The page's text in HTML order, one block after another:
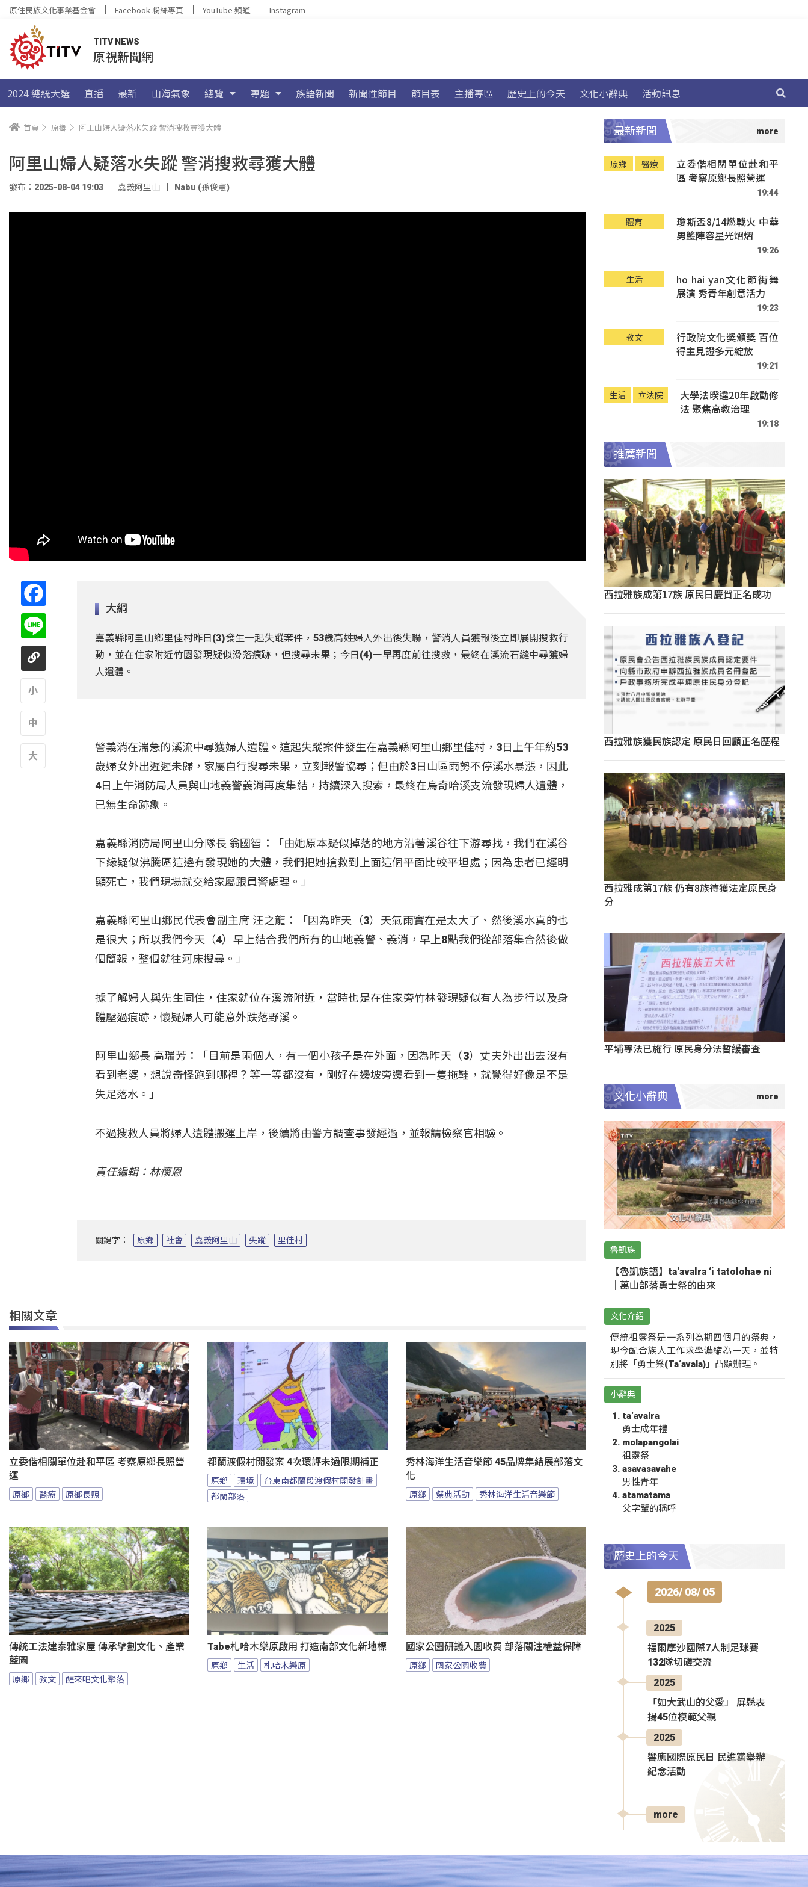
原住民族文化事業基金會 Facebook 粉絲專頁 YouTube 頻道 Instagram
TITV NEWS
原視新聞網
2024 總統大選 直播 最新 山海氣象 總覽 專題 族語新聞 新聞性節目 節目表 主播專區 歷史上的今天 文化小辭典 活動訊息
首頁 原鄉 阿里山婦人疑落水失蹤 警消搜救尋獲大體
阿里山婦人疑落水失蹤 警消搜救尋獲大體
發布：2025-08-04 19:03 嘉義阿里山 Nabu (孫俊憲)
大綱
嘉義縣阿里山鄉里佳村昨日(3)發生一起失蹤案件，53歲高姓婦人外出後失聯，警消人員獲報後立即展開搜救行
動，並在住家附近竹園發現疑似滑落痕跡，但搜尋未果；今日(4)一早再度前往搜救，最終在溪流石縫中尋獲婦
人遺體。
警義消在湍急的溪流中尋獲婦人遺體。這起失蹤案件發生在嘉義縣阿里山鄉里佳村，3日上午年約53
歲婦女外出遲遲未歸，家屬自行搜尋未果，立刻報警協尋；但由於3日山區雨勢不停溪水暴漲，因此
4日上午消防局人員與山地義警義消再度集結，持續深入搜索，最終在烏奇哈溪支流發現婦人遺體，
已無生命跡象。
嘉義縣消防局阿里山分隊長 翁國智：「由她原本疑似掉落的地方沿著溪谷往下游尋找，我們在溪谷
下緣疑似沸騰區這邊有發現她的大體，我們把她搶救到上面這個平面比較平坦處；因為患者已經明
顯死亡，我們現場就交給家屬跟員警處理。」
嘉義縣阿里山鄉民代表會副主席 汪之龍：「因為昨天（3）天氣雨實在是太大了、然後溪水真的也
是很大；所以我們今天（4）早上結合我們所有的山地義警、義消，早上8點我們從部落集合然後做
個簡報，整個就往河床搜尋。」
據了解婦人與先生同住，住家就位在溪流附近，當時也是在住家旁竹林發現疑似有人為步行以及身
體壓過痕跡，懷疑婦人可能意外跌落野溪。
阿里山鄉長 高瑞芳：「目前是兩個人，有一個小孩子是在外面，因為昨天（3）丈夫外出出去沒有
看到老婆，想說奇怪跑到哪裡？等一等都沒有，剛好在邊坡旁邊看到一隻拖鞋，就覺得好像是不是
失足落水。」
不過搜救人員將婦人遺體搬運上岸，後續將由警方調查事發經過，並報請檢察官相驗。
責任編輯：林懷恩
關鍵字： 原鄉 社會 嘉義阿里山 失蹤 里佳村
相關文章
立委偕相關單位赴和平區 考察原鄉長照營
運
原鄉 醫療 原鄉長照
都蘭渡假村開發案 4次環評未過限期補正
原鄉 環境
台東南都蘭段渡假村開發計畫
都蘭部落
秀林海洋生活音樂節 45品牌集結展部落文
化
原鄉 祭典活動 秀林海洋生活音樂節
傳統工法建泰雅家屋 傳承擘劃文化、產業
藍圖
原鄉 教文 醒來吧文化聚落
Tabe札哈木樂原啟用 打造南部文化新地標
原鄉 生活 札哈木樂原
國家公園研議入園收費 部落關注權益保障
原鄉 國家公園收費
最新新聞
原鄉 醫療
立委偕相關單位赴和平
區 考察原鄉長照營運
19:44
體育
瓊斯盃8/14燃戰火 中華
男籃陣容星光熠熠
19:26
生活
ho hai yan文化節街舞
展演 秀青年創意活力
19:23
教文
行政院文化獎頒獎 百位
得主見證多元綻放
19:21
生活 立法院
大學法暌違20年啟動修
法 聚焦高教治理
19:18
推薦新聞
西拉雅族成第17族 原民日慶賀正名成功
西拉雅族獲民族認定 原民日回顧正名歷程
西拉雅成第17族 仍有8族待獲法定原民身
分
平埔專法已施行 原民身分法暫緩審查
文化小辭典
魯凱族
【魯凱族語】ta‘avalra ‘i tatolohae ni
｜萬山部落勇士祭的由來
文化介紹
傳統祖靈祭是一系列為期四個月的祭典，
現今配合族人工作求學濃縮為一天，並特
別將「勇士祭(Ta‘avala)」凸顯辦理。
小辭典
ta‘avalra
勇士成年禮
molapangolai
祖靈祭
asavasavahe
男性青年
atamatama
父字輩的稱呼
歷史上的今天
2026/ 08/ 05
2025
福爾摩沙國際7人制足球賽
132隊切磋交流
2025
「如大武山的父愛」 屏縣表
揚45位模範父親
2025
響應國際原民日 民進黨舉辦
紀念活動
more